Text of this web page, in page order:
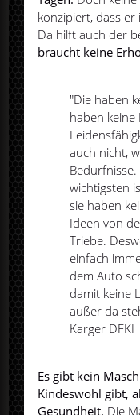
konzipiert, dass
Da hilft auch der
braucht keine
"Die haben
haben keine
auch nicht,
wichtigsten
sie haben
Ideen von
Triebe.
einfach
dem Auto
damit keine
außer da
Karger DFKI
Es gibt kein
Kindeswohl gibt,
Gesundheit. Die